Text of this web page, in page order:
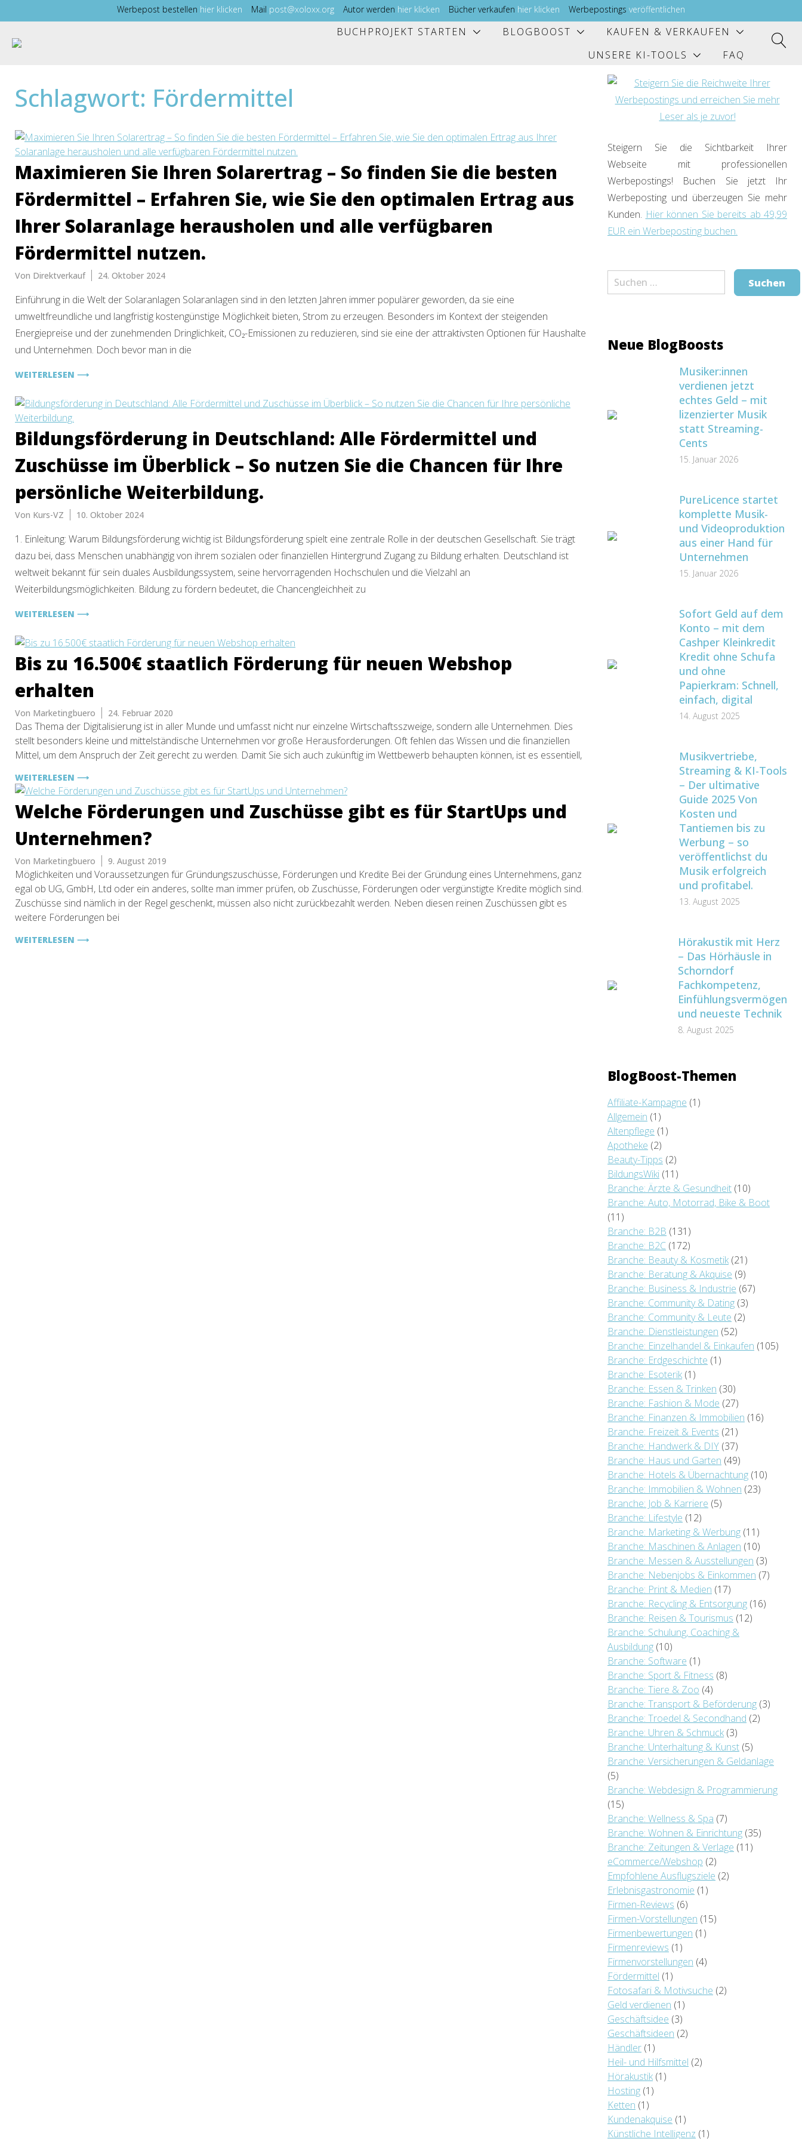
Inhalt
springen
Werbepost bestellen hier klicken Mail post@xoloxx.org Autor werden hier klicken Bücher verkaufen hier klicken Werbepostings veröffentlichen
BUCHPROJEKT STARTEN BLOGBOOST
KAUFEN & VERKAUFEN
UNSERE KI-TOOLS
FAQ
Schlagwort: Fördermittel
Maximieren Sie Ihren Solarertrag – So finden Sie die besten
Fördermittel – Erfahren Sie, wie Sie den optimalen Ertrag aus
Ihrer Solaranlage herausholen und alle verfügbaren
Fördermittel nutzen.
Von Direktverkauf 24. Oktober 2024
Einführung in die Welt der Solaranlagen Solaranlagen sind in den letzten Jahren immer populärer geworden, da sie eine
umweltfreundliche und langfristig kostengünstige Möglichkeit bieten, Strom zu erzeugen. Besonders im Kontext der steigenden
Energiepreise und der zunehmenden Dringlichkeit, CO₂-Emissionen zu reduzieren, sind sie eine der attraktivsten Optionen für Haushalte
und Unternehmen. Doch bevor man in die
WEITERLESEN ⟶
Bildungsförderung in Deutschland: Alle Fördermittel und
Zuschüsse im Überblick – So nutzen Sie die Chancen für Ihre
persönliche Weiterbildung.
Von Kurs-VZ 10. Oktober 2024
1. Einleitung: Warum Bildungsförderung wichtig ist Bildungsförderung spielt eine zentrale Rolle in der deutschen Gesellschaft. Sie trägt
dazu bei, dass Menschen unabhängig von ihrem sozialen oder finanziellen Hintergrund Zugang zu Bildung erhalten. Deutschland ist
weltweit bekannt für sein duales Ausbildungssystem, seine hervorragenden Hochschulen und die Vielzahl an
Weiterbildungsmöglichkeiten. Bildung zu fördern bedeutet, die Chancengleichheit zu
WEITERLESEN ⟶
Bis zu 16.500€ staatlich Förderung für neuen Webshop
erhalten
Von Marketingbuero 24. Februar 2020
Das Thema der Digitalisierung ist in aller Munde und umfasst nicht nur einzelne Wirtschaftsszweige, sondern alle Unternehmen. Dies
stellt besonders kleine und mittelständische Unternehmen vor große Herausforderungen. Oft fehlen das Wissen und die finanziellen
Mittel, um dem Anspruch der Zeit gerecht zu werden. Damit Sie sich auch zukünftig im Wettbewerb behaupten können, ist es essentiell,
WEITERLESEN ⟶
Welche Förderungen und Zuschüsse gibt es für StartUps und
Unternehmen?
Von Marketingbuero 9. August 2019
Möglichkeiten und Voraussetzungen für Gründungszuschüsse, Förderungen und Kredite Bei der Gründung eines Unternehmens, ganz
egal ob UG, GmbH, Ltd oder ein anderes, sollte man immer prüfen, ob Zuschüsse, Förderungen oder vergünstigte Kredite möglich sind.
Zuschüsse sind nämlich in der Regel geschenkt, müssen also nicht zurückbezahlt werden. Neben diesen reinen Zuschüssen gibt es
weitere Förderungen bei
WEITERLESEN ⟶
Steigern Sie die Sichtbarkeit Ihrer
Webseite mit professionellen
Werbepostings! Buchen Sie jetzt Ihr
Werbeposting und überzeugen Sie mehr
Kunden. Hier können Sie bereits ab 49,99
EUR ein Werbeposting buchen.
Suchen
nach:
Neue BlogBoosts
Musiker:innen
verdienen jetzt
echtes Geld – mit
lizenzierter Musik
statt Streaming-
Cents
15. Januar 2026
PureLicence startet
komplette Musik-
und Videoproduktion
aus einer Hand für
Unternehmen
15. Januar 2026
Sofort Geld auf dem
Konto – mit dem
Cashper Kleinkredit
Kredit ohne Schufa
und ohne
Papierkram: Schnell,
einfach, digital
14. August 2025
Musikvertriebe,
Streaming & KI-Tools
– Der ultimative
Guide 2025 Von
Kosten und
Tantiemen bis zu
Werbung – so
veröffentlichst du
Musik erfolgreich
und profitabel.
13. August 2025
Hörakustik mit Herz
– Das Hörhäusle in
Schorndorf
Fachkompetenz,
Einfühlungsvermögen
und neueste Technik
8. August 2025
BlogBoost-Themen
Affiliate-Kampagne (1)
Allgemein (1)
Altenpflege (1)
Apotheke (2)
Beauty-Tipps (2)
BildungsWiki (11)
Branche: Ärzte & Gesundheit (10)
Branche: Auto, Motorrad, Bike & Boot
(11)
Branche: B2B (131)
Branche: B2C (172)
Branche: Beauty & Kosmetik(21)
Branche: Beratung & Akquise (9)
Branche: Business & Industrie (67)
Branche: Community & Dating (3)
Branche: Community & Leute (2)
Branche: Dienstleistungen (52)
Branche: Einzelhandel & Einkaufen (105)
Branche: Erdgeschichte (1)
Branche: Esoterik(1)
Branche: Essen & Trinken (30)
Branche: Fashion & Mode (27)
Branche: Finanzen & Immobilien (16)
Branche: Freizeit & Events (21)
Branche: Handwerk & DIY (37)
Branche: Haus und Garten (49)
Branche: Hotels & Übernachtung (10)
Branche: Immobilien & Wohnen (23)
Branche: Job & Karriere (5)
Branche: Lifestyle (12)
Branche: Marketing & Werbung (11)
Branche: Maschinen & Anlagen (10)
Branche: Messen & Ausstellungen (3)
Branche: Nebenjobs & Einkommen (7)
Branche: Print & Medien (17)
Branche: Recycling & Entsorgung (16)
Branche: Reisen & Tourismus (12)
Branche: Schulung, Coaching &
Ausbildung (10)
Branche: Software (1)
Branche: Sport & Fitness (8)
Branche: Tiere & Zoo (4)
Branche: Transport & Beförderung (3)
Branche: Troedel & Secondhand (2)
Branche: Uhren & Schmuck(3)
Branche: Unterhaltung & Kunst (5)
Branche: Versicherungen & Geldanlage
(5)
Branche: Webdesign & Programmierung
(15)
Branche: Wellness & Spa (7)
Branche: Wohnen & Einrichtung (35)
Branche: Zeitungen & Verlage (11)
eCommerce/Webshop (2)
Empfohlene Ausflugsziele (2)
Erlebnisgastronomie (1)
Firmen-Reviews (6)
Firmen-Vorstellungen (15)
Firmenbewertungen (1)
Firmenreviews (1)
Firmenvorstellungen (4)
Fördermittel (1)
Fotosafari & Motivsuche (2)
Geld verdienen (1)
Geschäftsidee (3)
Geschäftsideen (2)
Händler (1)
Heil- und Hilfsmittel (2)
Hörakustik(1)
Hosting (1)
Ketten (1)
Kundenakquise (1)
Künstliche Intelligenz (1)